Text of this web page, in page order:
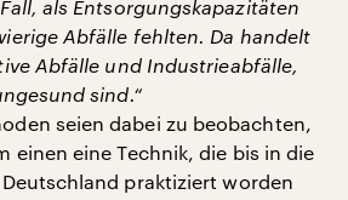
als Entsorgungskapazitäten
Abfälle fehlten. Da handelt
Abfälle und Industrieabfälle,
sind.“
seien dabei zu beobachten,
einen eine Technik, die bis in die
praktiziert worden